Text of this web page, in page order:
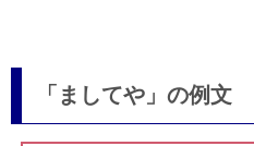
「ましてや」の例文